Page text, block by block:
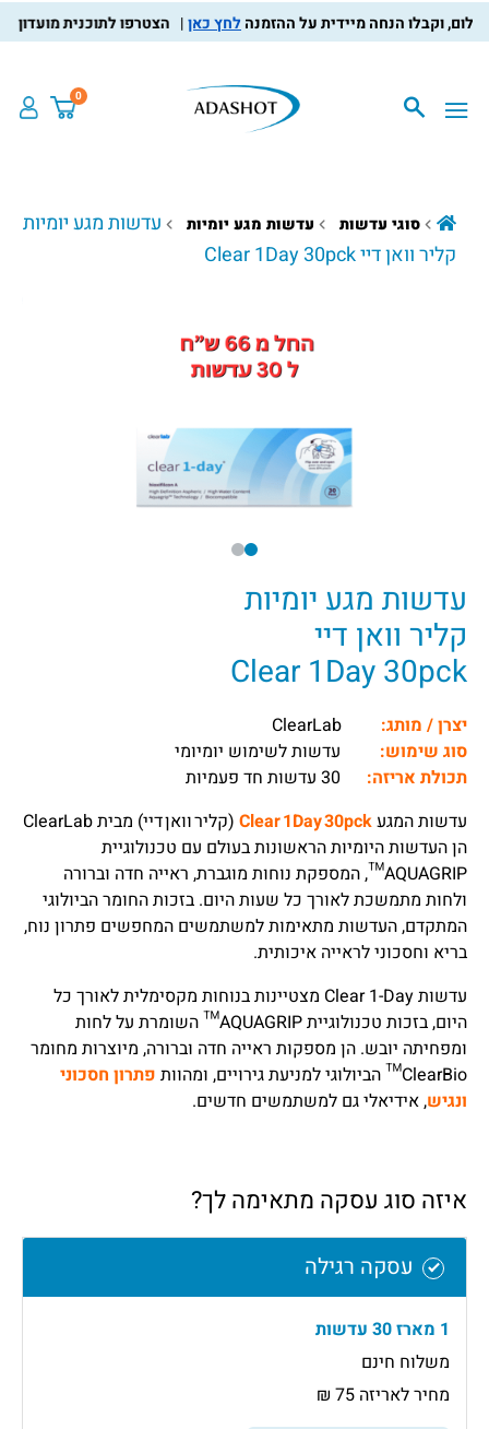
לחץ כאן הצטרפו לתוכנית מועדון
0
סוגי עדשות עדשות מגע יומיות
עדשות מגע יומיות
קליר וואן דיי Clear 1Day 30pck
עדשות מגע יומיות
קליר וואן דיי
Clear 1Day 30pck
יצרן / מותג:
סוג שימוש:
עדשות לשימוש יומיומי
תכולת אריזה:
עדשות המגעClear 1Day 30pck (קליר וואן דיי)
מבית ClearLab
הן העדשות היומיות הראשונות בעולם עם טכנולוגיית
AQUAGRIP™, המספקת נוחות מוגברת, ראייה חדה וברורה
ולחות מתמשכת לאורך כל שעות היום. בזכות החומר הביולוגי
המתקדם, העדשות מתאימות למשתמשים המחפשים פתרון נוח,
בריא וחסכוני לראייה איכותית.
עדשות Clear 1-Day מצטיינות בנוחות מקסימלית לאורך כל
היום, בזכות טכנולוגיית AQUAGRIP™ השומרת על לחות
ומפחיתה יובש. הן מספקות ראייה חדה וברורה, מיוצרות מחומר
ClearBio™ הביולוגי למניעת גירויים, ומהוות
פתרון חסכוני
ונגיש, אידיאלי גם למשתמשים חדשים.
איזה סוג עסקה מתאימה לך?
עסקה רגילה
1 מארז 30 עדשות
משלוח חינם
מחיר לאריזה 75 ₪